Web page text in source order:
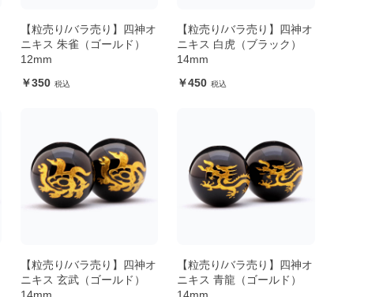
【粒売り/バラ売り】四神オ
ニキス 朱雀（ゴールド）
12mm
350
【粒売り/バラ売り】四神オ
ニキス 白虎（ブラック）
14mm
450
【粒売り/バラ売り】四神オ
ニキス 玄武（ゴールド）
【粒売り/バラ売り】四神オ
ニキス 青龍（ゴールド）